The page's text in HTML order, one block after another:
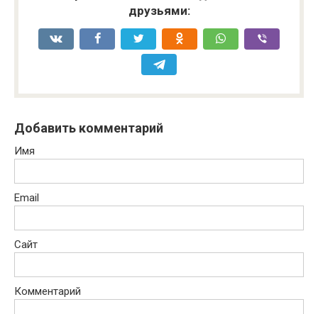
друзьями:
Добавить комментарий
Имя
Email
Сайт
Комментарий